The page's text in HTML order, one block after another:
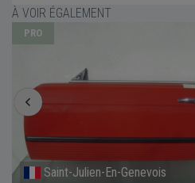
À VOIR ÉGALEMENT
PRO
Saint-Julien-En-Genevois